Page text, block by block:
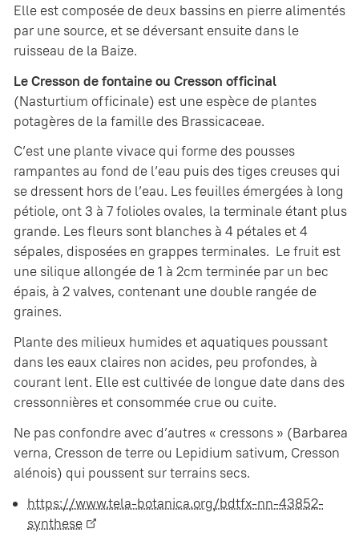
Elle est composée de deux bassins en pierre alimentés
par une source, et se déversant ensuite dans le
ruisseau de la Baize.
Le Cresson de fontaine ou Cresson officinal
(Nasturtium officinale) est une espèce de plantes
potagères de la famille des Brassicaceae.
C’est une plante vivace qui forme des pousses
rampantes au fond de l’eau puis des tiges creuses qui
se dressent hors de l’eau. Les feuilles émergées à long
pétiole, ont 3 à 7 folioles ovales, la terminale étant plus
grande. Les fleurs sont blanches à 4 pétales et 4
sépales, disposées en grappes terminales. Le fruit est
une silique allongée de 1 à 2cm terminée par un bec
épais, à 2 valves, contenant une double rangée de
graines.
Plante des milieux humides et aquatiques poussant
dans les eaux claires non acides, peu profondes, à
courant lent. Elle est cultivée de longue date dans des
cressonnières et consommée crue ou cuite.
Ne pas confondre avec d’autres « cressons » (Barbarea
verna, Cresson de terre ou Lepidium sativum, Cresson
alénois) qui poussent sur terrains secs.
https://www.tela-botanica.org/bdtfx-nn-43852-
synthese